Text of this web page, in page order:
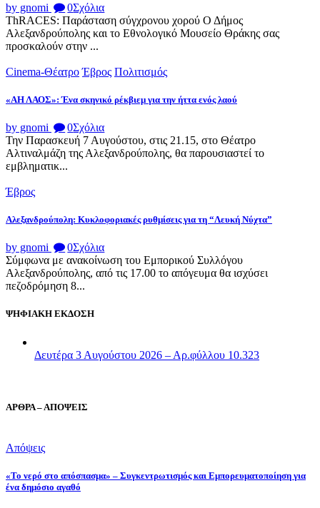
by gnomi 0Σχόλια
ThRACES: Παράσταση σύγχρονου χορού Ο Δήμος
Αλεξανδρούπολης και το Εθνολογικό Μουσείο Θράκης σας
προσκαλούν στην ...
Cinema-Θέατρο Έβρος Πολιτισμός
«ΑΗ ΛΑΟΣ»: Ένα σκηνικό ρέκβιεμ για την ήττα ενός λαού
by gnomi 0Σχόλια
Την Παρασκευή 7 Αυγούστου, στις 21.15, στο Θέατρο
Αλτιναλμάζη της Αλεξανδρούπολης, θα παρουσιαστεί το
εμβληματικ...
Έβρος
Αλεξανδρούπολη: Κυκλοφοριακές ρυθμίσεις για τη “Λευκή Νύχτα”
by gnomi 0Σχόλια
Σύμφωνα με ανακοίνωση του Εμπορικού Συλλόγου
Αλεξανδρούπολης, από τις 17.00 το απόγευμα θα ισχύσει
πεζοδρόμηση 8...
ΨΗΦΙΑΚΗ ΕΚΔΟΣΗ
Δευτέρα 3 Αυγούστου 2026 – Αρ.φύλλου 10.323
ΑΡΘΡΑ – ΑΠΟΨΕΙΣ
Απόψεις
«Το νερό στο απόσπασμα» – Συγκεντρωτισμός και Εμπορευματοποίηση για
ένα δημόσιο αγαθό